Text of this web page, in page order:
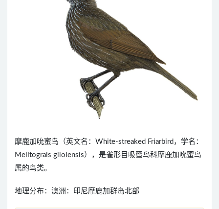
摩鹿加吮蜜鸟（英文名：White-streaked Friarbird，学名：
Melitograis gilolensis），是雀形目吸蜜鸟科摩鹿加吮蜜鸟
属的鸟类。
地理分布：澳洲：印尼摩鹿加群岛北部